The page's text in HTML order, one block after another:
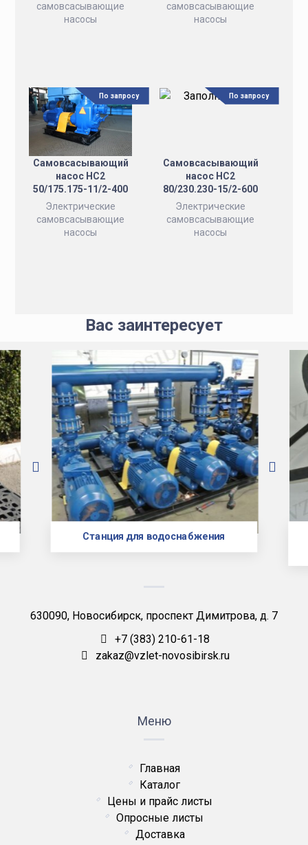
самовсасывающие
насосы
самовсасывающие
насосы
Самовсасывающий
насос НС2
50/175.175-11/2-400
Электрические
самовсасывающие
насосы
По запросу
Самовсасывающий
насос НС2
80/230.230-15/2-600
Электрические
самовсасывающие
насосы
По запросу
Вас заинтересует
Станция для водоснабжения
630090, Новосибирск, проспект Димитрова, д. 7
+7 (383) 210-61-18
zakaz@vzlet-novosibirsk.ru
Меню
Главная
Каталог
Цены и прайс листы
Опросные листы
Доставка